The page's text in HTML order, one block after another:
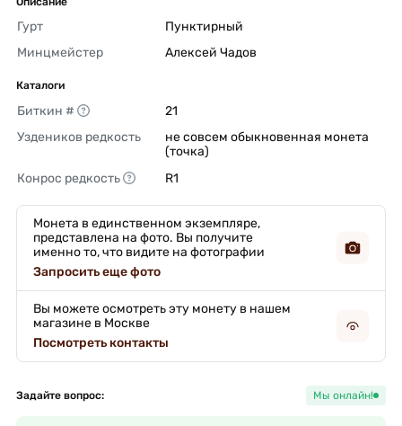
Гурт
Пунктирный
Минцмейстер
Алексей Чадов
Каталоги
Биткин #
21
Уздеников редкость
не совсем обыкновенная монета
(точка)
Конрос редкость
R1
Монета в единственном экземпляре,
представлена на фото. Вы получите
именно то, что видите на фотографии
Запросить еще фото
Вы можете осмотреть эту монету в нашем
магазине в Москве
Посмотреть контакты
Задайте вопрос: Мы онлайн!